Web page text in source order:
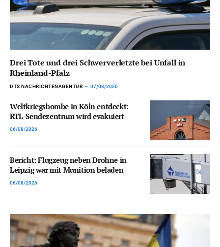
Drei Tote und drei Schwerverletzte bei Unfall in
Rheinland-Pfalz
DTS NACHRICHTENAGENTUR 07/08/2026
Weltkriegsbombe in Köln entdeckt:
RTL-Sendezentrum wird evakuiert
06/08/2026
Bericht: Flugzeug neben Drohne in
Leipzig war mit Munition beladen
06/08/2026